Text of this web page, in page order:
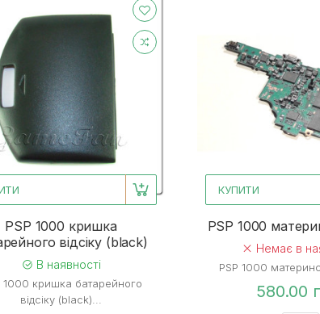
PSP 1000 кришка
відсіку (black)
В наявності
1000 кришка батарейного
відсіку (black)...
КУПИТИ
PSP 1000
Немає в
PSP 1000
580.00